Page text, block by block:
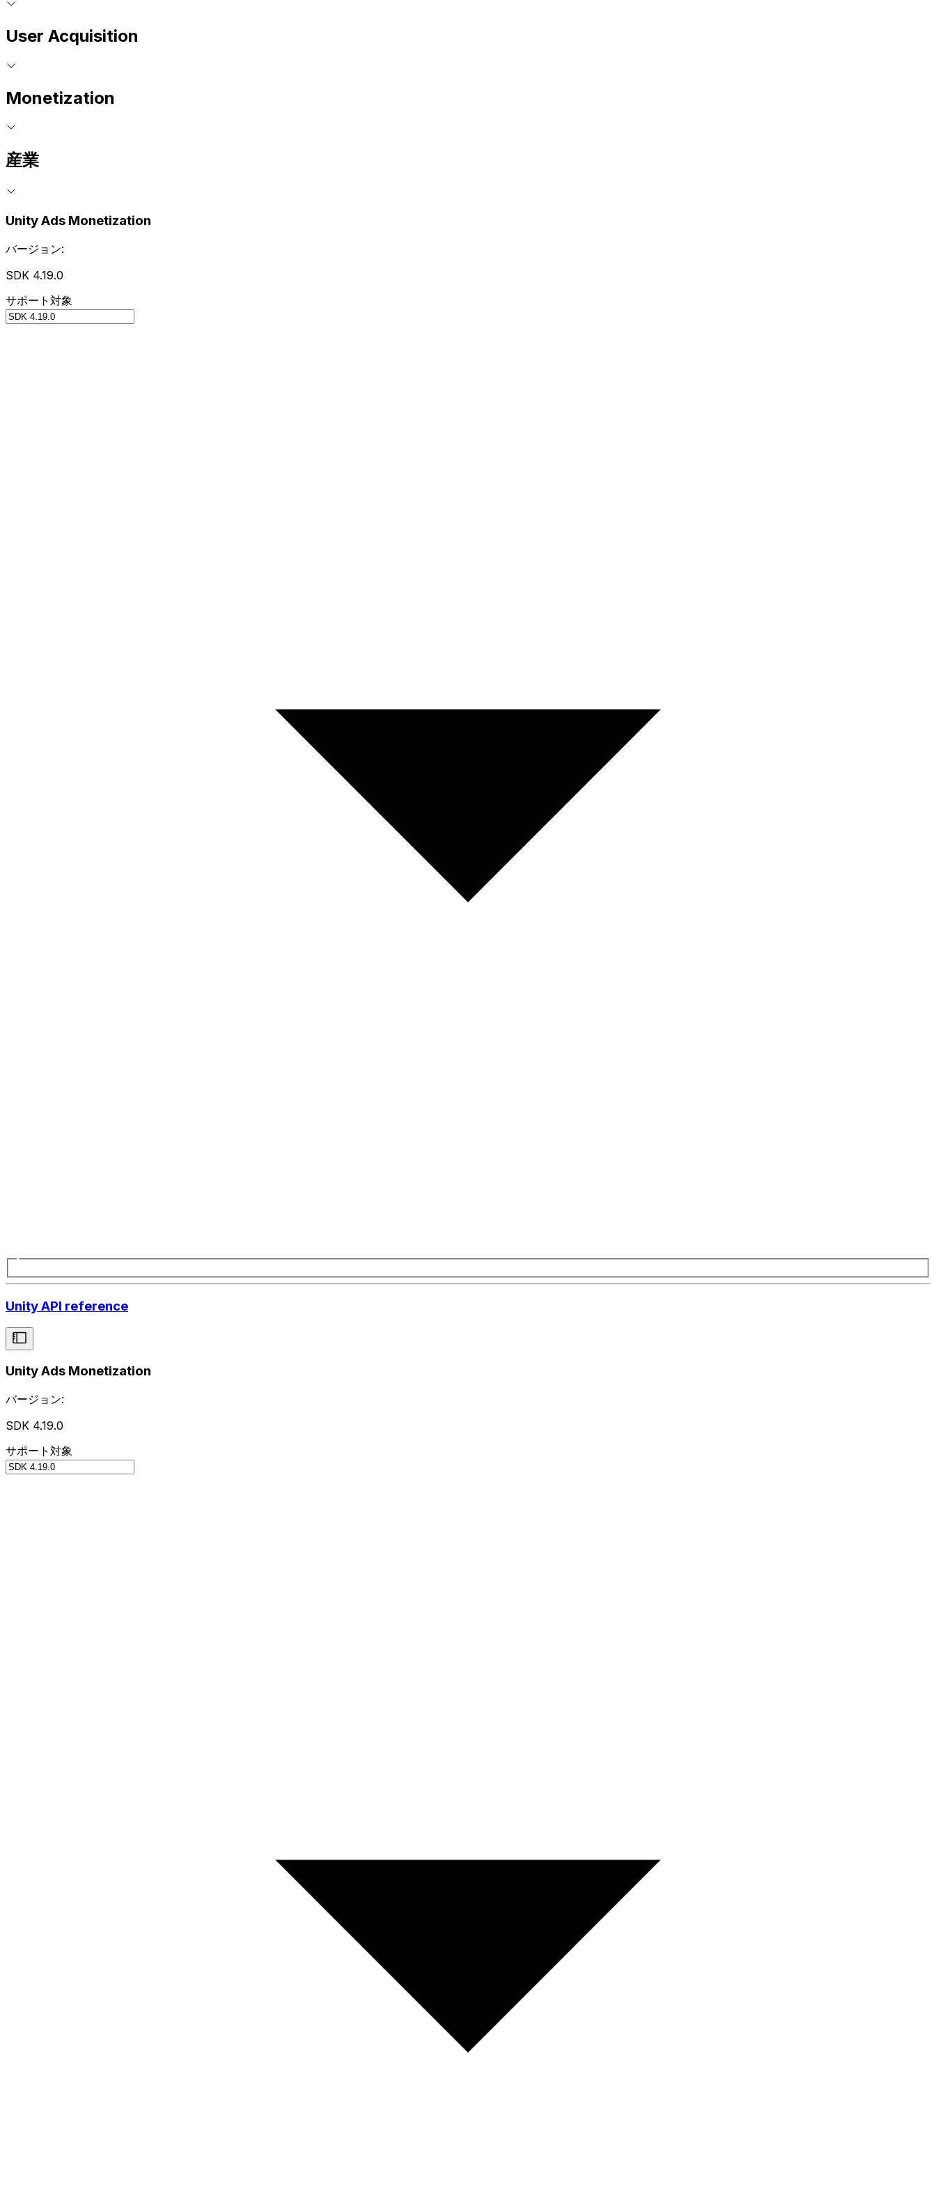
User Acquisition
Monetization
産業
Unity Ads Monetization
バージョン:
SDK 4.19.0
サポート対象
Unity API reference
Unity Ads Monetization
バージョン:
SDK 4.19.0
サポート対象